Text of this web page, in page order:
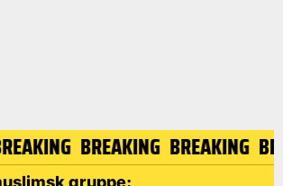
BREAKING BREAKING
gruppe: